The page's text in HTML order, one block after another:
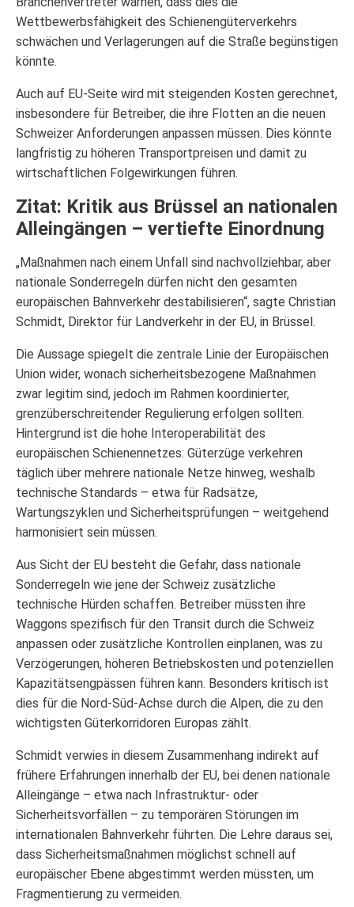
Wettbewerbsfähigkeit des Schienengüterverkehrs
schwächen und Verlagerungen auf die Straße begünstigen
könnte.
Auch auf EU-Seite wird mit steigenden Kosten gerechnet,
insbesondere für Betreiber, die ihre Flotten an die neuen
Schweizer Anforderungen anpassen müssen. Dies könnte
langfristig zu höheren Transportpreisen und damit zu
wirtschaftlichen Folgewirkungen führen.
Zitat: Kritik aus Brüssel an nationalen
Alleingängen – vertiefte Einordnung
„Maßnahmen nach einem Unfall sind nachvollziehbar, aber
nationale Sonderregeln dürfen nicht den gesamten
europäischen Bahnverkehr destabilisieren“, sagte Christian
Schmidt, Direktor für Landverkehr in der EU, in Brüssel.
Die Aussage spiegelt die zentrale Linie der Europäischen
Union wider, wonach sicherheitsbezogene Maßnahmen
zwar legitim sind, jedoch im Rahmen koordinierter,
grenzüberschreitender Regulierung erfolgen sollten.
Hintergrund ist die hohe Interoperabilität des
europäischen Schienennetzes: Güterzüge verkehren
täglich über mehrere nationale Netze hinweg, weshalb
technische Standards – etwa für Radsätze,
Wartungszyklen und Sicherheitsprüfungen – weitgehend
harmonisiert sein müssen.
Aus Sicht der EU besteht die Gefahr, dass nationale
Sonderregeln wie jene der Schweiz zusätzliche
technische Hürden schaffen. Betreiber müssten ihre
Waggons spezifisch für den Transit durch die Schweiz
anpassen oder zusätzliche Kontrollen einplanen, was zu
Verzögerungen, höheren Betriebskosten und potenziellen
Kapazitätsengpässen führen kann. Besonders kritisch ist
dies für die Nord-Süd-Achse durch die Alpen, die zu den
wichtigsten Güterkorridoren Europas zählt.
Schmidt verwies in diesem Zusammenhang indirekt auf
frühere Erfahrungen innerhalb der EU, bei denen nationale
Alleingänge – etwa nach Infrastruktur- oder
Sicherheitsvorfällen – zu temporären Störungen im
internationalen Bahnverkehr führten. Die Lehre daraus sei,
dass Sicherheitsmaßnahmen möglichst schnell auf
europäischer Ebene abgestimmt werden müssten, um
Fragmentierung zu vermeiden.